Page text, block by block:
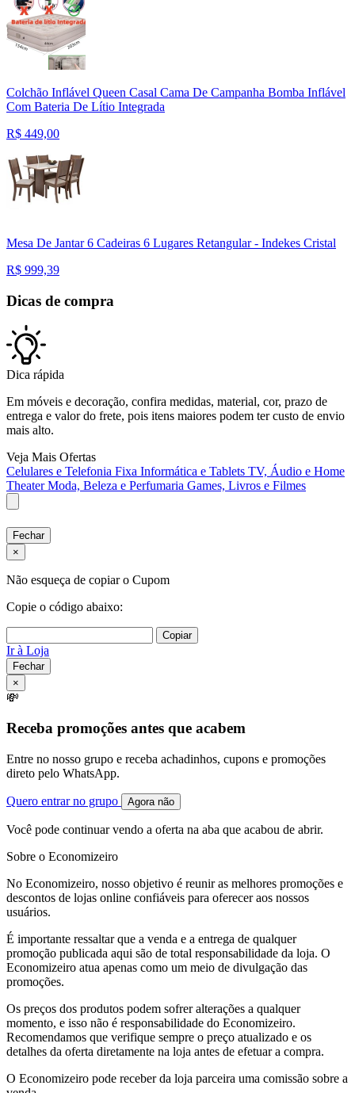
Colchão Inflável Queen Casal Cama De Campanha Bomba Inflável
Com Bateria De Lítio Integrada
R$ 449,00
Mesa De Jantar 6 Cadeiras 6 Lugares Retangular - Indekes Cristal
R$ 999,39
Dicas de compra
Dica rápida
Em móveis e decoração, confira medidas, material, cor, prazo de
entrega e valor do frete, pois itens maiores podem ter custo de envio
mais alto.
Veja Mais Ofertas
Celulares e Telefonia Fixa Informática e Tablets TV, Áudio e Home
TheaterModa, Beleza e Perfumaria Games, Livros e Filmes
Fechar
×
Não esqueça de copiar o Cupom
Copie o código abaixo:
Copiar
Ir à Loja
Fechar
×
💸
Receba promoções antes que acabem
Entre no nosso grupo e receba achadinhos, cupons e promoções
direto pelo WhatsApp.
Quero entrar no grupo Agora não
Você pode continuar vendo a oferta na aba que acabou de abrir.
Sobre o Economizeiro
No Economizeiro, nosso objetivo é reunir as melhores promoções e
descontos de lojas online confiáveis para oferecer aos nossos
usuários.
É importante ressaltar que a venda e a entrega de qualquer
promoção publicada aqui são de total responsabilidade da loja. O
Economizeiro atua apenas como um meio de divulgação das
promoções.
Os preços dos produtos podem sofrer alterações a qualquer
momento, e isso não é responsabilidade do Economizeiro.
Recomendamos que verifique sempre o preço atualizado e os
detalhes da oferta diretamente na loja antes de efetuar a compra.
O Economizeiro pode receber da loja parceira uma comissão sobre a